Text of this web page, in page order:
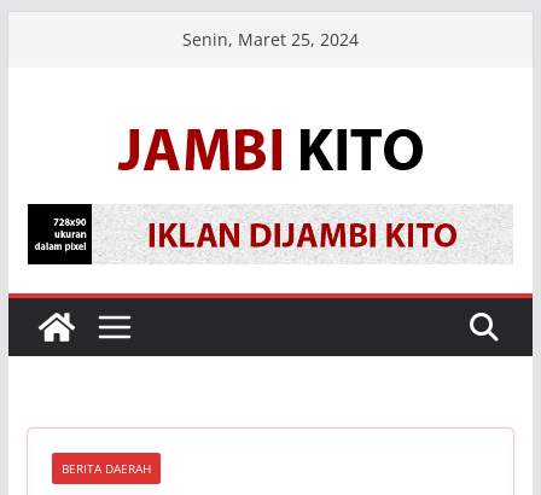
Senin, Maret 25, 2024
BERITA DAERAH